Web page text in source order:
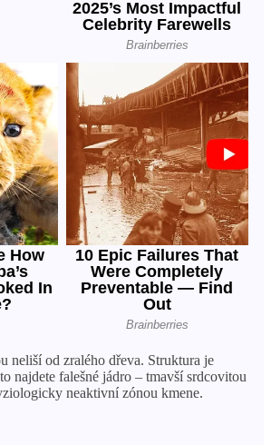
neliší od zralého dřeva. Struktura je
najdete falešné jádro – tmavší srdcovitou
neaktivní zónou kmene.